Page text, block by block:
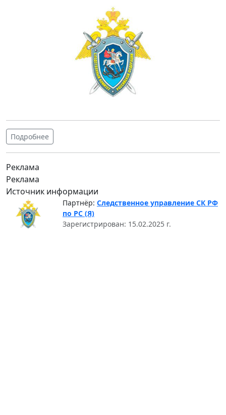
Подробнее
Реклама
Реклама
Источник информации
Партнёр: Следственное управление СК РФ
по РС (Я)
Зарегистрирован: 15.02.2025 г.